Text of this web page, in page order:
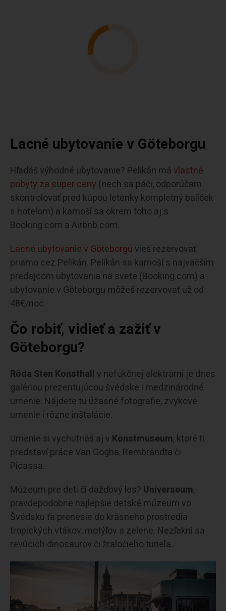
Lacné ubytovanie v Göteborgu
Hľadáš výhodné ubytovanie? Pelikán má vlastné
pobyty za super ceny (nech sa páči, odporúčam
skontrolovať pred kúpou letenky kompletný balíček
s hotelom) a kamoší sa okrem toho aj s
Booking.com a Airbnb.com.
Lacné ubytovanie v Göteborgu vieš rezervovať
priamo cez Pelikán. Pelikán sa kamoší s najväčším
predajcom ubytovania na svete (Booking.com) a
ubytovanie v Göteborgu môžeš rezervovať už od
48€/noc.
Čo robiť, vidieť a zažiť v
Göteborgu?
Röda Sten Konsthall v nefukčnej elektrárni je dnes
galériou prezentujúcou švédske i medzinárodné
umenie. Nájdete tu úžasné fotografie, zvykové
umenie i rôzne inštalácie.
Umenie si vychutnáš aj v Konstmuseum, ktoré ti
predstaví práce Van Gogha, Rembrandta či
Picassa.
Múzeum pre deti či dažďový les? Universeum,
pravdepodobne najlepšie detské múzeum vo
Švédsku ťa prenesie do krásneho prostredia
tropických vtákov, motýľov a zelene. Nezľakni sa
revúcich dinosaurov či žraločieho tunela.